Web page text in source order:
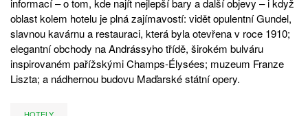
oblast kolem hotelu je plná zajímavostí: vidět opulentní Gundel,
slavnou kavárnu a restauraci, která byla otevřena v roce 1910;
elegantní obchody na Andrássyho třídě, širokém bulváru
inspirovaném pařížskými Champs-Élysées; muzeum Franze
Liszta; a nádhernou budovu Maďarské státní opery.
HOTELY